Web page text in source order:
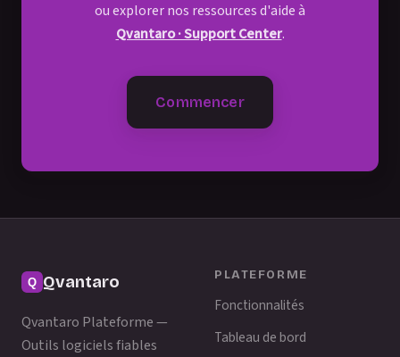
ou explorer nos ressources d'aide à
Qvantaro · Support Center.
Commencer
Qvantaro
Qvantaro Plateforme —
Outils logiciels fiables
PLATEFORME
Fonctionnalités
Tableau de bord